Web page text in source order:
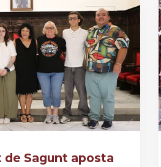
Sagunt aposta